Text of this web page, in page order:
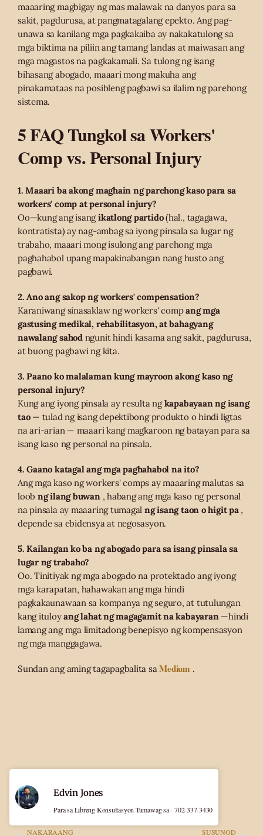
maaaring magbigay ng mas malawak na danyos para sa
sakit, pagdurusa, at pangmatagalang epekto. Ang pag-
unawa sa kanilang mga pagkakaiba ay nakakatulong sa
mga biktima na piliin ang tamang landas at maiwasan ang
mga magastos na pagkakamali. Sa tulong ng isang
bihasang abogado, maaari mong makuha ang
pinakamataas na posibleng pagbawi sa ilalim ng parehong
sistema.
5 FAQ Tungkol sa Workers'
Comp vs. Personal Injury
1. Maaari ba akong maghain ng parehong kaso para sa
workers' comp at personal injury?
Oo—kung ang isangikatlong partido(hal., tagagawa,
kontratista) ay nag-ambag sa iyong pinsala sa lugar ng
trabaho, maaari mong isulong ang parehong mga
paghahabol upang mapakinabangan nang husto ang
pagbawi.
2. Ano ang sakop ng workers' compensation?
Karaniwang sinasaklaw ng workers' compang mga
gastusing medikal, rehabilitasyon, at bahagyang
nawalang sahodngunit hindi kasama ang sakit, pagdurusa,
at buong pagbawi ng kita.
3. Paano ko malalaman kung mayroon akong kaso ng
personal injury?
Kung ang iyong pinsala ay resulta ngkapabayaan ng isang
tao— tulad ng isang depektibong produkto o hindi ligtas
na ari-arian — maaari kang magkaroon ng batayan para sa
isang kaso ng personal na pinsala.
4. Gaano katagal ang mga paghahabol na ito?
Ang mga kaso ng workers' comps ay maaaring malutas sa
loob ng ilang buwan, habang ang mga kaso ng personal
na pinsala ay maaaring tumagalng isang taon o higit pa,
depende sa ebidensya at negosasyon.
5. Kailangan ko ba ng abogado para sa isang pinsala sa
lugar ng trabaho?
Oo. Tinitiyak ng mga abogado na protektado ang iyong
mga karapatan, hahawakan ang mga hindi
pagkakaunawaan sa kompanya ng seguro, at tutulungan
kang ituloyang lahat ng magagamit na kabayaran—hindi
lamang ang mga limitadong benepisyo ng kompensasyon
ng mga manggagawa.
Sundan ang aming tagapagbalita saMedium .
NAKARAANG SUSUNOD
Edvin Jones
Para sa Libreng Konsultasyon Tumawag sa - 702-337-3430